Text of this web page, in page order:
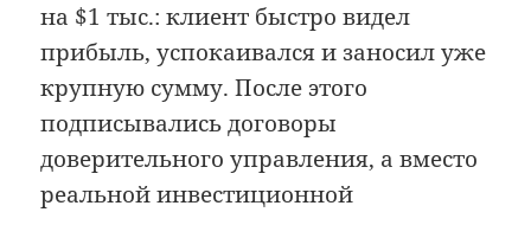
на $1 тыс.: клиент быстро видел
прибыль, успокаивался и заносил уже
крупную сумму. После этого
подписывались договоры
доверительного управления, а вместо
реальной инвестиционной